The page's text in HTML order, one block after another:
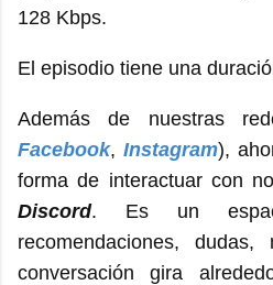
128 Kbps.
El episodio tiene una
Además de nuestras
Facebook,Instagram),
forma de interactuar con
Discord. Es un
recomendaciones,
conversación gira